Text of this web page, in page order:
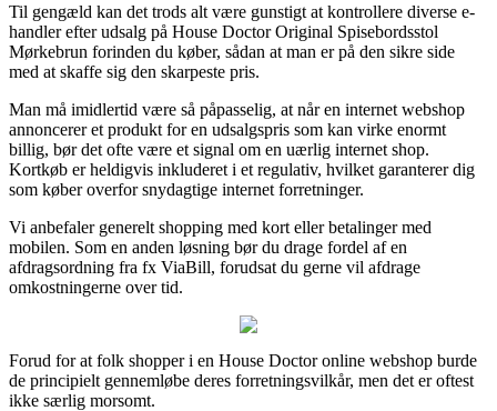
Til gengæld kan det trods alt være gunstigt at kontrollere diverse e-
handler efter udsalg på House Doctor Original Spisebordsstol
Mørkebrun forinden du køber, sådan at man er på den sikre side
med at skaffe sig den skarpeste pris.
Man må imidlertid være så påpasselig, at når en internet webshop
annoncerer et produkt for en udsalgspris som kan virke enormt
billig, bør det ofte være et signal om en uærlig internet shop.
Kortkøb er heldigvis inkluderet i et regulativ, hvilket garanterer dig
som køber overfor snydagtige internet forretninger.
Vi anbefaler generelt shopping med kort eller betalinger med
mobilen. Som en anden løsning bør du drage fordel af en
afdragsordning fra fx ViaBill, forudsat du gerne vil afdrage
omkostningerne over tid.
Forud for at folk shopper i en House Doctor online webshop burde
de principielt gennemløbe deres forretningsvilkår, men det er oftest
ikke særlig morsomt.